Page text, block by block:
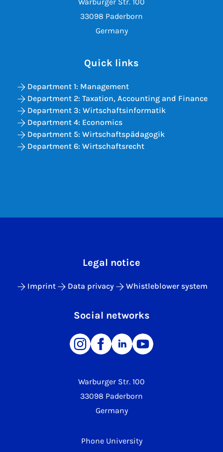
33098 Paderborn
Germany
Quick links
Department 1: Management
Department 2: Taxation, Accounting and Finance
Department 3: Wirtschaftsinformatik
Department 4: Economics
Department 5: Wirtschaftspädagogik
Department 6: Wirtschaftsrecht
Warburger Str. 100
33098 Paderborn
Germany
Phone University
Legal notice
Imprint Data privacy Whistleblower system
Social networks